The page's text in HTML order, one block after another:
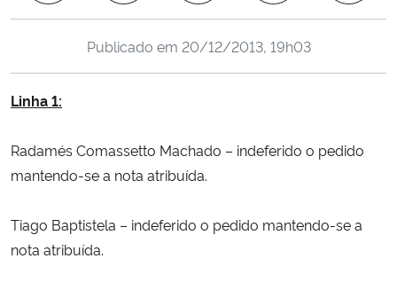
Ministério de Minas e Energia
Ministério da Ciência, Tecnologia, Inovações e Comunicações
Ministério do Turismo
Publicado em 20/12/2013, 19h03
Linha 1:
Radamés Comassetto Machado – indeferido o pedido
mantendo-se a nota atribuída.
Tiago Baptistela – indeferido o pedido mantendo-se a
nota atribuída.